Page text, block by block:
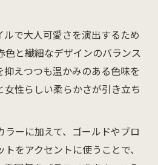
で大人可愛さを演出するため
色と繊細なデザインのバランス
えつつも温かみのある色味を
性らしい柔らかさが引き立ち
ラーに加えて、ゴールドやブロ
をアクセントに使うことで、